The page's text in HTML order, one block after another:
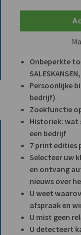
Onbeperkte
Persoonlijke
bedrijf)
Zoekfunctie
Historiek: wat
een bedrijf
7 print edities
Selecteer uw
en ontvang
nieuws over
U weet
afspraak en
U mist geen
U detecteert